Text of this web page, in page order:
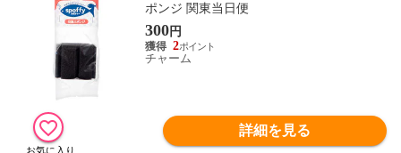
ポンジ 関東当日便
300円
2
チャーム
詳細を見る